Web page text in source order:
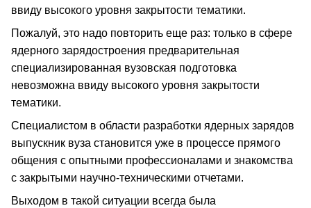
ввиду высокого уровня закрытости тематики.
Пожалуй, это надо повторить еще раз: только в сфере
ядерного зарядостроения предварительная
специализированная вузовская подготовка
невозможна ввиду высокого уровня закрытости
тематики.
Специалистом в области разработки ядерных зарядов
выпускник вуза становится уже в процессе прямого
общения с опытными профессионалами и знакомства
с закрытыми научно-техническими отчетами.
Выходом в такой ситуации всегда была